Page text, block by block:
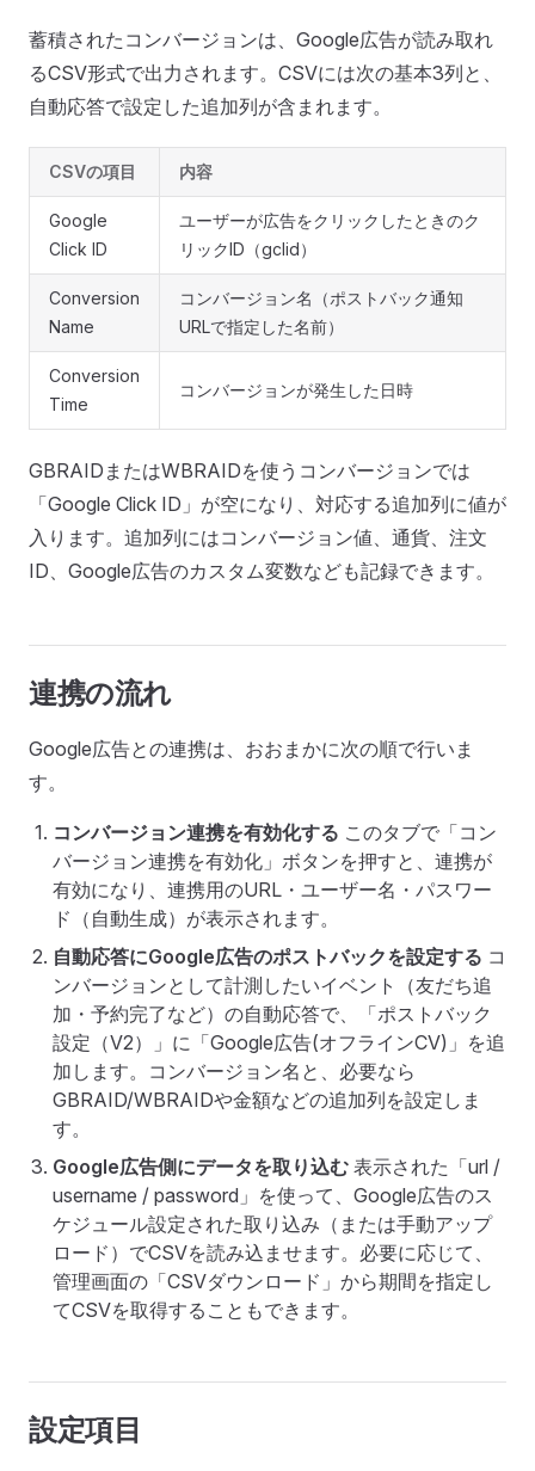
蓄積されたコンバージョンは、Google広告が読み取れ
るCSV形式で出力されます。CSVには次の基本3列と、
自動応答で設定した追加列が含まれます。
CSVの項目 内容
Google
Click ID
ユーザーが広告をクリックしたときのク
リックID（gclid）
Conversion
Name
コンバージョン名（ポストバック通知
URLで指定した名前）
Conversion
Time
コンバージョンが発生した日時
GBRAIDまたはWBRAIDを使うコンバージョンでは
「Google Click ID」が空になり、対応する追加列に値が
入ります。追加列にはコンバージョン値、通貨、注文
ID、Google広告のカスタム変数なども記録できます。
連携の流れ
Google広告との連携は、おおまかに次の順で行いま
す。
コンバージョン連携を有効化する このタブで「コン
バージョン連携を有効化」ボタンを押すと、連携が
有効になり、連携用のURL・ユーザー名・パスワー
ド（自動生成）が表示されます。
自動応答にGoogle広告のポストバックを設定する コ
ンバージョンとして計測したいイベント（友だち追
加・予約完了など）の自動応答で、「ポストバック
設定（V2）」に「Google広告(オフラインCV)」を追
加します。コンバージョン名と、必要なら
GBRAID/WBRAIDや金額などの追加列を設定しま
す。
Google広告側にデータを取り込む 表示された「url /
username / password」を使って、Google広告のス
ケジュール設定された取り込み（または手動アップ
ロード）でCSVを読み込ませます。必要に応じて、
管理画面の「CSVダウンロード」から期間を指定し
てCSVを取得することもできます。
設定項目